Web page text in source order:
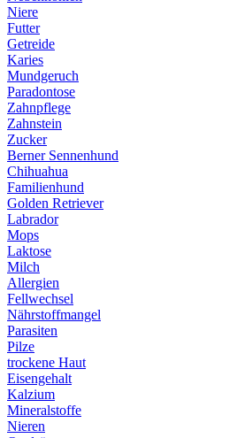
Niere
Futter
Getreide
Karies
Mundgeruch
Paradontose
Zahnpflege
Zahnstein
Zucker
Berner Sennenhund
Chihuahua
Familienhund
Golden Retriever
Labrador
Mops
Laktose
Milch
Allergien
Fellwechsel
Nährstoffmangel
Parasiten
Pilze
trockene Haut
Eisengehalt
Kalzium
Mineralstoffe
Nieren